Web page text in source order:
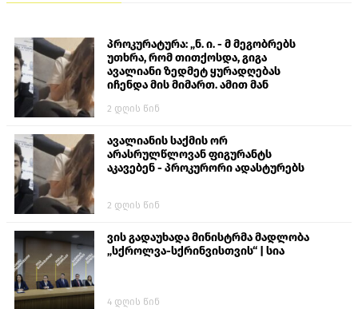
პროკურატურა: „ნ. ი. - მ მეგობრებს
უთხრა, რომ თითქოსდა, გიგა
ავალიანი ზედმეტ ყურადღებას
იჩენდა მის მიმართ. ამით მან
თავს დასხმოდა გიგა ავალიანს“
2 დღის წინ
ავალიანის საქმის ორ
არასრულწლოვან ფიგურანტს
აკავებენ - პროკურორი ადასტურებს
2 დღის წინ
ვის გადაუხადა მინისტრმა მადლობა
„სქროლვა-სქრინვისთვის“ | სია
4 დღის წინ